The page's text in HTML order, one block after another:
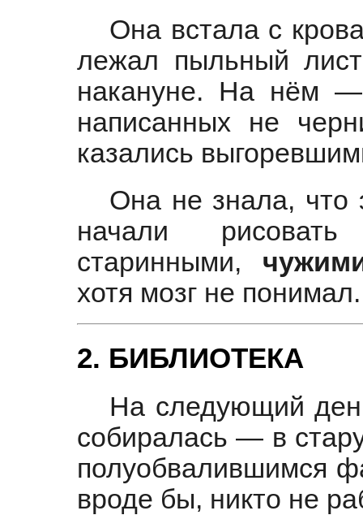
Она встала с
лежал пыльный
накануне. На нём —
написанных не
казались
Она не знала, что
начали
старинными,
хотя мозг не понимал.
2. БИБЛИОТЕКА
На следующий
собиралась — в
полуобвалившимся
вроде бы, никто не